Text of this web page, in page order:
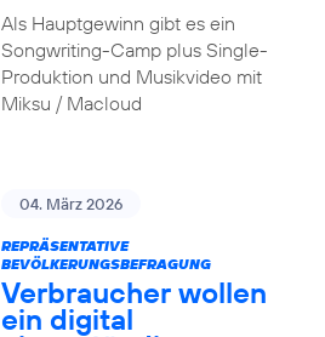
Als Hauptgewinn gibt es ein
Songwriting-Camp plus Single-
Produktion und Musikvideo mit
Miksu / Macloud
04. März 2026
REPRÄSENTATIVE
BEVÖLKERUNGSBEFRAGUNG
Verbraucher wollen
ein digital